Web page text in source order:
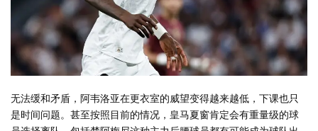
无法缓和矛盾，阿韦洛亚在更衣室的威望变得越来越低，下课也只
是时间问题。甚至按照目前的情况，皇马夏窗肯定会有重量级的球